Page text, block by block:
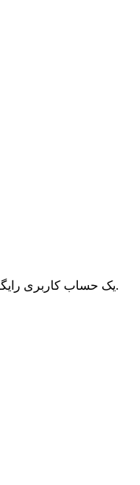
یک حساب کاربری رایگان برای ذخیره آیتم‌های محبوب ایجاد کنید.